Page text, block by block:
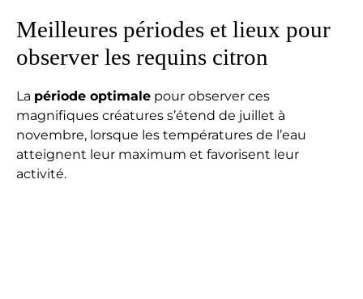
Meilleures périodes et lieux pour
observer les requins citron
La période optimale pour observer ces
magnifiques créatures s’étend de juillet à
novembre, lorsque les températures de l’eau
atteignent leur maximum et favorisent leur
activité.